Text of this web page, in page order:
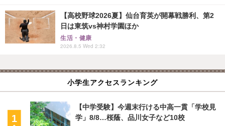
【高校野球2026夏】仙台育英が開幕戦勝利、第2
日は東筑vs神村学園ほか
生活・健康
2026.8.5 Wed 2:32
小学生アクセスランキング
【中学受験】今週末行ける中高一貫「学校見
学」8/8…桜蔭、品川女子など10校